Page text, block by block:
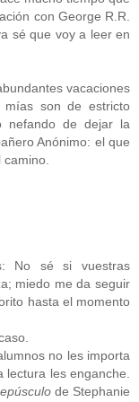
con George R.R.
sé que voy a leer en
vacaciones
mías son de estricto
nefando de dejar la
Anónimo: el que
No sé si vuestras
miedo me da seguir
hasta el momento
no les importa
les enganche.
de Stephanie